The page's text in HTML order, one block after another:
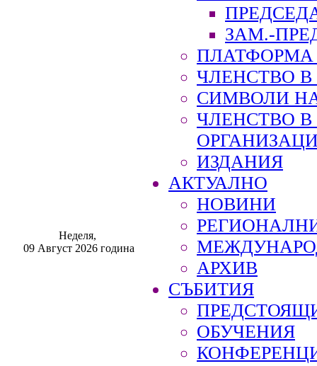
Неделя,
09 Август 2026 година
ЗАМ.-
ПЛАТФОРМА
ЧЛЕНСТВО В
СИМВОЛИ
ЧЛЕНСТВО
ИЗДАНИЯ
АКТУАЛНО
НОВИНИ
АРХИВ
СЪБИТИЯ
ОБУЧЕНИЯ